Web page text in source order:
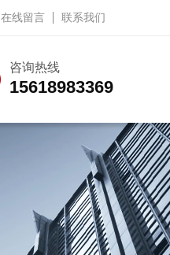
在线留言 联系我们
咨询热线
15618983369